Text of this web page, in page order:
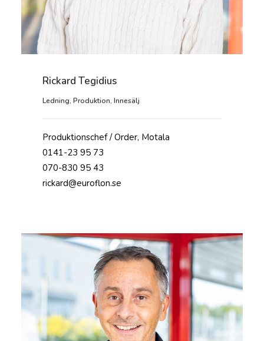
Rickard Tegidius
Ledning, Produktion, Innesälj
Produktionschef / Order, Motala
0141-23 95 73
070-830 95 43
rickard@euroflon.se